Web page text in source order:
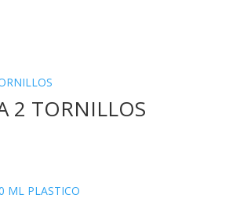
2 TORNILLOS